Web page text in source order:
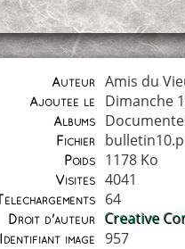
Auteur Amis du
Ajoutée le Dimanche
Albums
Fichier
Poids 1178 Ko
Visites 4041
Téléchargements 64
Droit d'auteur Creative
Identifiant image 957